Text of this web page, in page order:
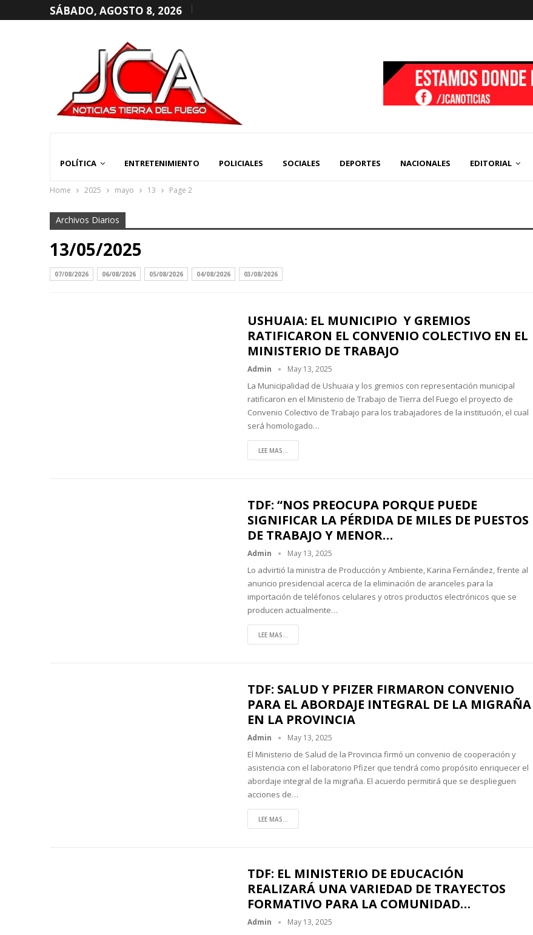
SÁBADO, AGOSTO 8, 2026
POLÍTICA ENTRETENIMIENTO POLICIALES SOCIALES DEPORTES NACIONALES EDITORIAL
Home 2025 mayo 13 Page 2
Archivos Diarios
13/05/2025
07/08/2026 06/08/2026 05/08/2026 04/08/2026 03/08/2026
USHUAIA: EL MUNICIPIO Y GREMIOS
RATIFICARON EL CONVENIO COLECTIVO EN EL
MINISTERIO DE TRABAJO
Admin May 13, 2025
La Municipalidad de Ushuaia y los gremios con representación municipal
ratificaron en el Ministerio de Trabajo de Tierra del Fuego el proyecto de
Convenio Colectivo de Trabajo para los trabajadores de la institución, el cual
será homologado…
LEE MAS...
TDF: “NOS PREOCUPA PORQUE PUEDE
SIGNIFICAR LA PÉRDIDA DE MILES DE PUESTOS
DE TRABAJO Y MENOR…
Admin May 13, 2025
Lo advirtió la ministra de Producción y Ambiente, Karina Fernández, frente al
anuncio presidencial acerca de la eliminación de aranceles para la
importación de teléfonos celulares y otros productos electrónicos que se
producen actualmente…
LEE MAS...
TDF: SALUD Y PFIZER FIRMARON CONVENIO
PARA EL ABORDAJE INTEGRAL DE LA MIGRAÑA
EN LA PROVINCIA
Admin May 13, 2025
El Ministerio de Salud de la Provincia firmó un convenio de cooperación y
asistencia con el laboratorio Pfizer que tendrá como propósito enriquecer el
abordaje integral de la migraña. El acuerdo permitirá que se desplieguen
acciones de…
LEE MAS...
TDF: EL MINISTERIO DE EDUCACIÓN
REALIZARÁ UNA VARIEDAD DE TRAYECTOS
FORMATIVO PARA LA COMUNIDAD…
Admin May 13, 2025